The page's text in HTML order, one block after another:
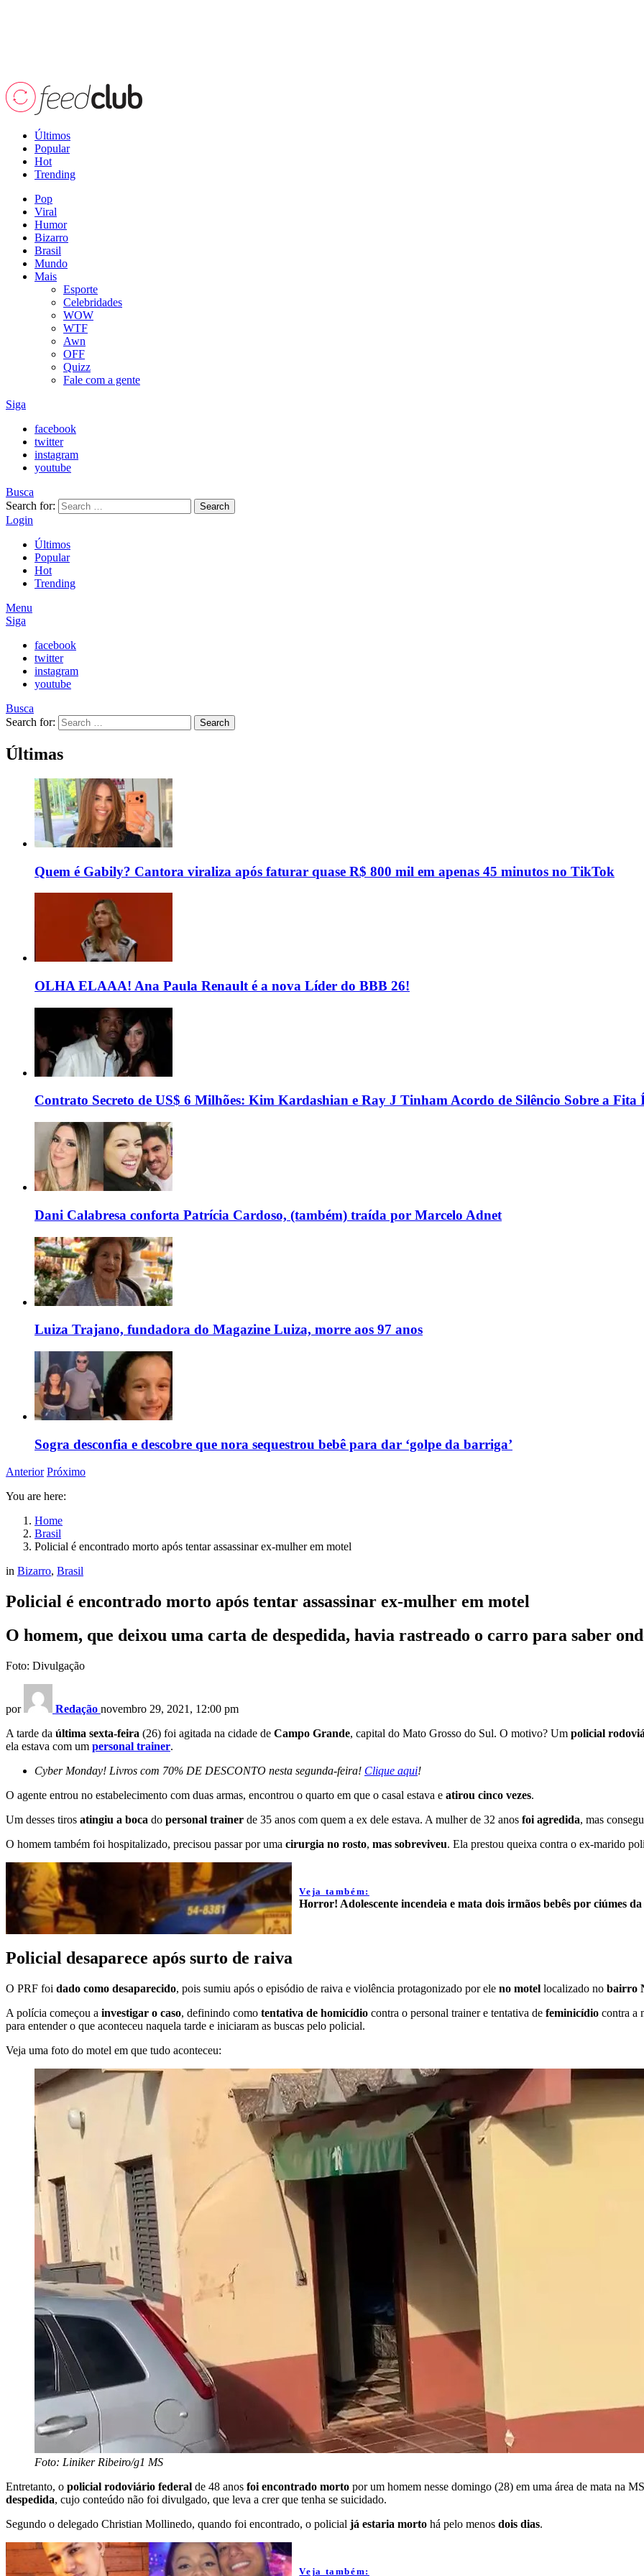
Últimos
Popular
Hot
Trending
Pop
Viral
Humor
Bizarro
Brasil
Mundo
Mais
Esporte
Celebridades
WOW
WTF
Awn
OFF
Quizz
Fale com a gente
Siga
facebook
twitter
instagram
youtube
Busca
Search for:
Search
Login
Últimos
Popular
Hot
Trending
Menu
Siga
facebook
twitter
instagram
youtube
Busca
Search for:
Search
Últimas
Quem é Gabily? Cantora viraliza após faturar quase R$ 800 mil em apenas 45 minutos no TikTok
OLHA ELAAA! Ana Paula Renault é a nova Líder do BBB 26!
Contrato Secreto de US$ 6 Milhões: Kim Kardashian e Ray J Tinham Acordo de Silêncio Sobre a Fita
Dani Calabresa conforta Patrícia Cardoso, (também) traída por Marcelo Adnet
Luiza Trajano, fundadora do Magazine Luiza, morre aos 97 anos
Sogra desconfia e descobre que nora sequestrou bebê para dar ‘golpe da barriga’
Anterior Próximo
You are here:
Home
Brasil
Policial é encontrado morto após tentar assassinar ex-mulher em motel
in Bizarro, Brasil
Policial é encontrado morto após tentar assassinar ex-mulher em motel
O homem, que deixou uma carta de despedida, havia rastreado o carro para saber
Foto: Divulgação
por Redação novembro 29, 2021, 12:00 pm
A tarde da última sexta-feira (26) foi agitada na cidade de Campo Grande, capital do Mato Grosso do Sul. O motivo? Um policial
ela estava com um personal trainer.
Cyber Monday! Livros com 70% DE DESCONTO nesta segunda-feira! Clique aqui!
O agente entrou no estabelecimento com duas armas, encontrou o quarto em que o casal estava e atirou cinco vezes.
Um desses tiros atingiu a boca do personal trainer de 35 anos com quem a ex dele estava. A mulher de 32 anos foi agredida, mas
O homem também foi hospitalizado, precisou passar por uma cirurgia no rosto, mas sobreviveu. Ela prestou queixa contra o ex-marido
Veja também:
Horror! Adolescente incendeia e mata dois irmãos bebês por ciúmes da
Policial desaparece após surto de raiva
O PRF foi dado como desaparecido, pois sumiu após o episódio de raiva e violência protagonizado por ele no motel localizado no bairro
A polícia começou a investigar o caso, definindo como tentativa de homicídio contra o personal trainer e tentativa de feminicídio contra a
para entender o que aconteceu naquela tarde e iniciaram as buscas pelo policial.
Veja uma foto do motel em que tudo aconteceu:
Foto: Liniker Ribeiro/g1 MS
Entretanto, o policial rodoviário federal de 48 anos foi encontrado morto por um homem nesse domingo (28) em uma área de mata na
despedida, cujo conteúdo não foi divulgado, que leva a crer que tenha se suicidado.
Segundo o delegado Christian Mollinedo, quando foi encontrado, o policial já estaria morto há pelo menos dois dias.
Veja também: